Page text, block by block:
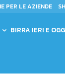
PER LE AZIENDE
BIRRA IERI E